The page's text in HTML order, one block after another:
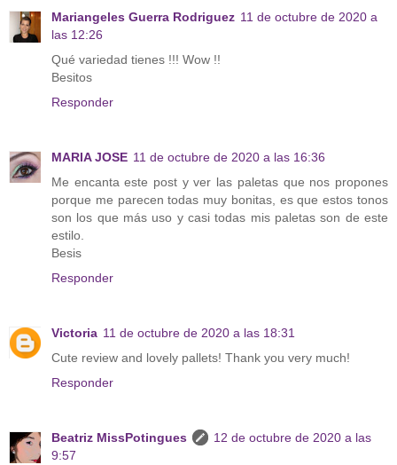
Mariangeles Guerra Rodriguez 11 de octubre de 2020 a
las 12:26
Qué variedad tienes !!! Wow !!
Besitos
Responder
MARIA JOSE 11 de octubre de 2020 a las 16:36
Me encanta este post y ver las paletas que nos propones
porque me parecen todas muy bonitas, es que estos tonos
son los que más uso y casi todas mis paletas son de este
estilo.
Besis
Responder
Victoria 11 de octubre de 2020 a las 18:31
Cute review and lovely pallets! Thank you very much!
Responder
Beatriz MissPotingues
12 de octubre de 2020 a las
9:57